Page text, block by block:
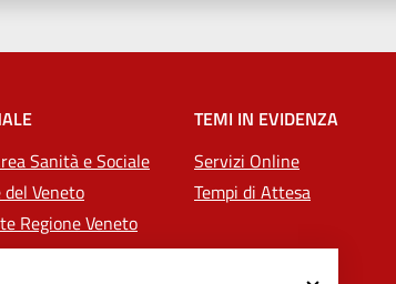
Sanità e Sociale
Veneto
Regione Veneto
TEMI IN EVIDENZA
Servizi Online
Tempi di Attesa